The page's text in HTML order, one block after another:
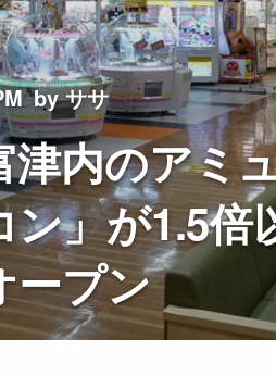
by ササ
内のアミ
」が1.5倍
ープン